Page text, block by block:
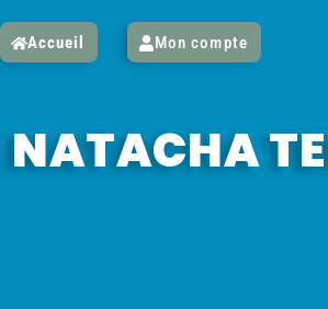
Accueil Mon compte
NATACHA